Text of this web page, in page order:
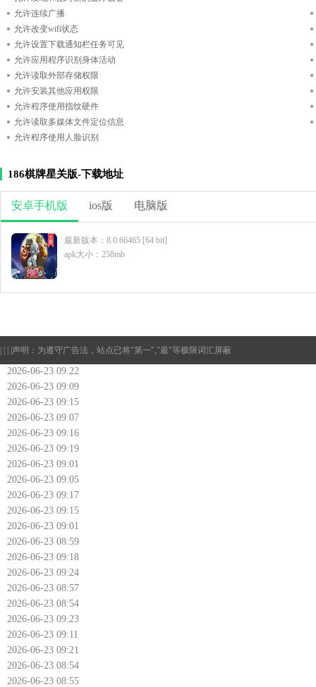
允许连续广播
允许改变wifi状态
允许设置下载通知栏任务可见
允许应用程序识别身体活动
允许读取外部存储权限
允许安装其他应用权限
允许程序使用指纹硬件
允许读取多媒体文件定位信息
允许程序使用人脸识别
186棋牌星关版-下载地址
安卓手机版 ios版 电脑版
最新版本：8.0.66465 [64 bit]
apk大小：258mb
声明：为遵守广告法，站点已将"第一","最"等极限词汇屏蔽
2026-06-23 09:22
2026-06-23 09:09
2026-06-23 09:15
2026-06-23 09:07
2026-06-23 09:16
2026-06-23 09:19
2026-06-23 09:01
2026-06-23 09:05
2026-06-23 09:17
2026-06-23 09:15
2026-06-23 09:01
2026-06-23 08:59
2026-06-23 09:18
2026-06-23 09:24
2026-06-23 08:57
2026-06-23 08:54
2026-06-23 09:23
2026-06-23 09:11
2026-06-23 09:21
2026-06-23 08:54
2026-06-23 08:55